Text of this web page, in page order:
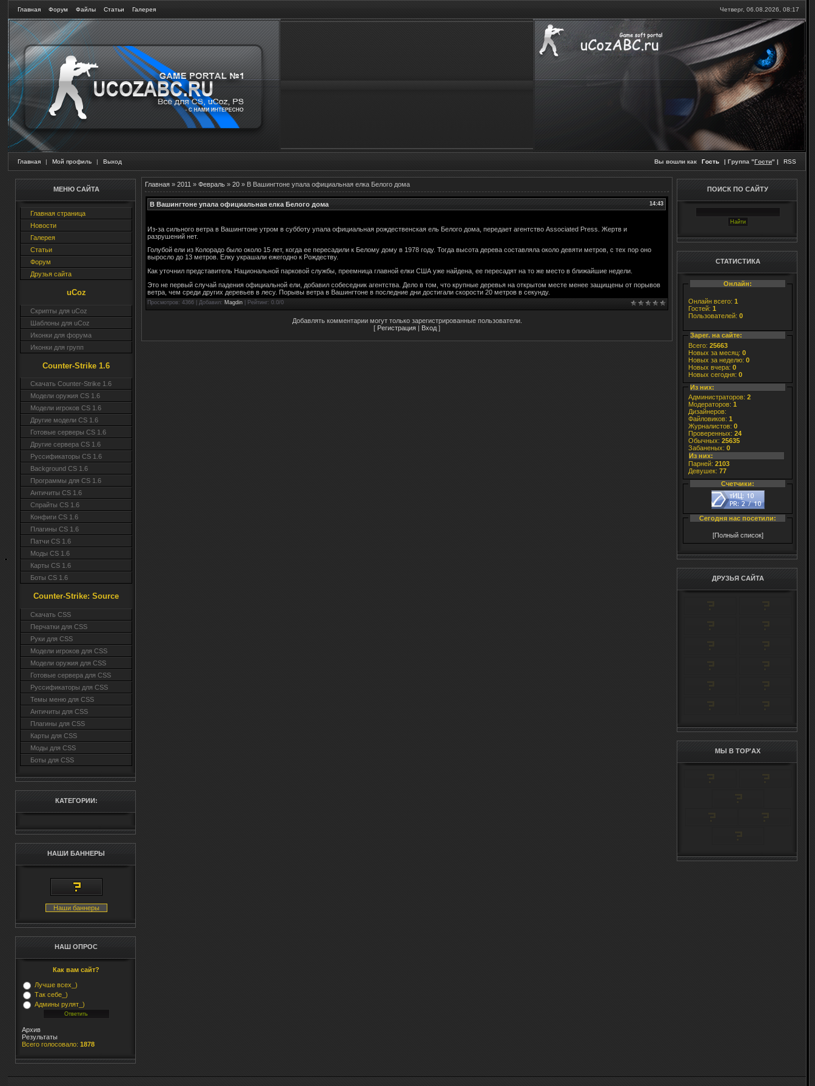
Главная Форум Файлы Статьи Галерея Четверг, 06.08.2026, 08:17
Главная | Мой профиль | Выход Вы вошли как Гость | Группа "Гости" | RSS
МЕНЮ САЙТА
Главная страница
Новости
Галерея
Статьи
Форум
Друзья сайта
uCoz
Скрипты для uCoz
Шаблоны для uCoz
Иконки для форума
Иконки для групп
Counter-Strike 1.6
Скачать Counter-Strike 1.6
Модели оружия CS 1.6
Модели игроков CS 1.6
Другие модели CS 1.6
Готовые серверы CS 1.6
Другие сервера CS 1.6
Руссификаторы CS 1.6
Background CS 1.6
Программы для CS 1.6
Античиты CS 1.6
Спрайты CS 1.6
Конфиги CS 1.6
Плагины CS 1.6
Патчи CS 1.6
Моды CS 1.6
Карты CS 1.6
Боты CS 1.6
Counter-Strike: Source
Cкачать CSS
Перчатки для CSS
Руки для CSS
Модели игроков для CSS
Модели оружия для CSS
Готовые сервера для CSS
Руссификаторы для CSS
Темы меню для CSS
Античиты для CSS
Плагины для CSS
Карты для CSS
Моды для CSS
Боты для CSS
КАТЕГОРИИ:
НАШИ БАННЕРЫ
Наши баннеры
НАШ ОПРОС
Как вам сайт?
Лучше всех_)
Так себе_)
Админы рулят_)
Архив
Результаты
Всего голосовало: 1878
Главная » 2011 » Февраль » 20 » В Вашингтоне упала официальная елка Белого дома
14:43
В Вашингтоне упала официальная елка Белого дома
Из-за сильного ветра в Вашингтоне утром в субботу упала официальная рождественская ель Белого дома, передает агентство Associated Press. Жертв и
разрушений нет.
Голубой ели из Колорадо было около 15 лет, когда ее пересадили к Белому дому в 1978 году. Тогда высота дерева составляла около девяти метров, с тех пор оно
выросло до 13 метров. Елку украшали ежегодно к Рождеству.
Как уточнил представитель Национальной парковой службы, преемница главной елки США уже найдена, ее пересадят на то же место в ближайшие недели.
Это не первый случай падения официальной ели, добавил собеседник агентства. Дело в том, что крупные деревья на открытом месте менее защищены от порывов
ветра, чем среди других деревьев в лесу. Порывы ветра в Вашингтоне в последние дни достигали скорости 20 метров в секунду.
Просмотров: 4366 | Добавил: Magdin Рейтинг: 0.0/0
Добавлять комментарии могут только зарегистрированные пользователи.
[ Регистрация | Вход ]
ПОИСК ПО САЙТУ
СТАТИСТИКА
Онлайн:
Онлайн всего: 1
Гостей: 1
Пользователей: 0
Зарег. на сайте:
Всего: 25663
Новых за месяц: 0
Новых за неделю: 0
Новых вчера: 0
Новых сегодня: 0
Из них:
Администраторов: 2
Модераторов: 1
Дизайнеров:
Файловиков: 1
Журналистов: 0
Проверенных: 24
Обычных: 25635
Забаненых: 0
Из них:
Парней: 2103
Девушек: 77
Счетчики:
Сегодня нас посетили:
[Полный список]
ДРУЗЬЯ САЙТА
МЫ В TOP'AX